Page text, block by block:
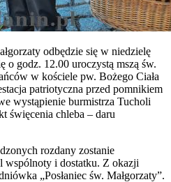
odbędzie się w niedzielę
o godz. 12.00 uroczystą mszą św.
w kościele pw. Bożego Ciała
patriotyczna przed pomnikiem
wystąpienie burmistrza Tucholi
święcenia chleba – daru
rozdany zostanie
wspólnoty i dostatku. Z okazji
„Posłaniec św. Małgorzaty”.